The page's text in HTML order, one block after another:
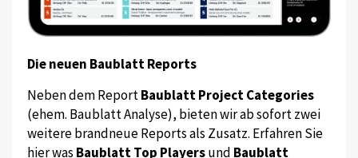
Die neuen Baublatt Reports
Neben dem ReportBaublatt Project Categories
(ehem. Baublatt Analyse), bieten wir ab sofort zwei
weitere brandneue Reports als Zusatz. Erfahren Sie
hier was Baublatt Top Playersund Baublatt